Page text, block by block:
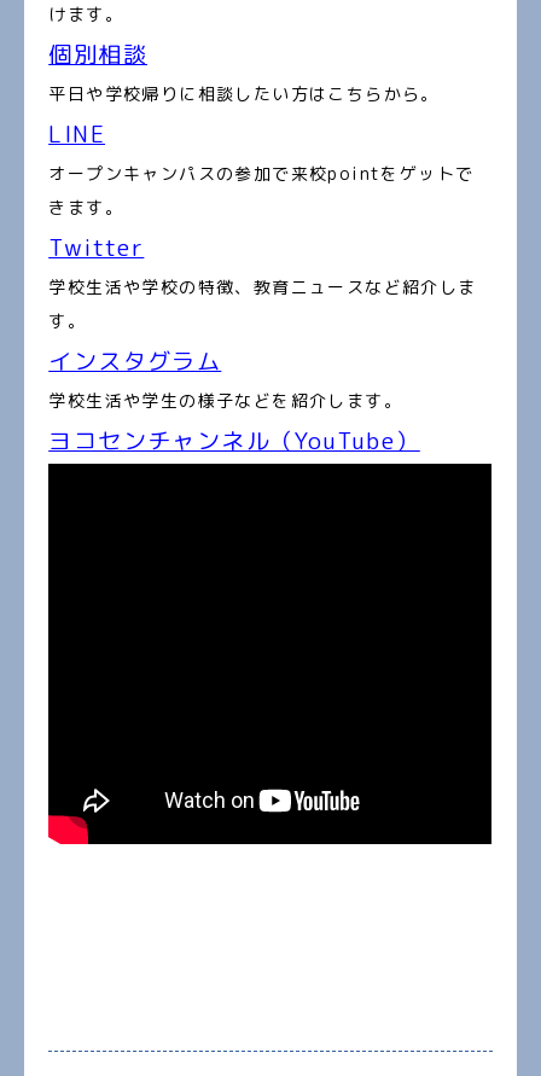
けます。
個別相談
平日や学校帰りに相談したい方はこちらから。
LINE
オープンキャンパスの参加で来校pointをゲットで
きます。
Twitter
学校生活や学校の特徴、教育ニュースなど紹介しま
す。
インスタグラム
学校生活や学生の様子などを紹介します。
ヨコセンチャンネル（YouTube）